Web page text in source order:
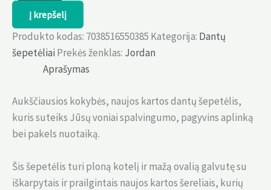
Individual
Reach
dantų
šepetėlis,
medium
Į krepšelį
Produkto kodas: 7038516550385 Kategorija: Dantų
šepetėliai Prekės ženklas: Jordan
Aprašymas
Aukščiausios kokybės, naujos kartos dantų šepetėlis,
kuris suteiks Jūsų voniai spalvingumo, pagyvins aplinką
bei pakels nuotaiką.
Šis šepetėlis turi ploną kotelį ir mažą ovalią galvutę su
iškarpytais ir prailgintais naujos kartos šereliais, kurių